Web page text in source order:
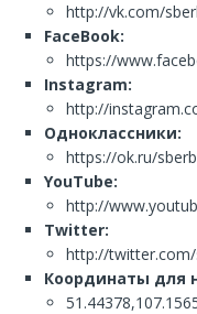
http://vk.com/
FaceBook:
https://
Instagram:
http://
Одноклассники:
https://ok.ru/
YouTube:
http://
Twitter:
http://
Координаты для